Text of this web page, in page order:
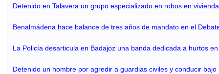
Detenido en Talavera un grupo especializado en robos en
Benalmádena hace balance de tres años de mandato en el
La Policía desarticula en Badajoz una banda dedicada a hurtos
Detenido un hombre por agredir a guardias civiles y conducir